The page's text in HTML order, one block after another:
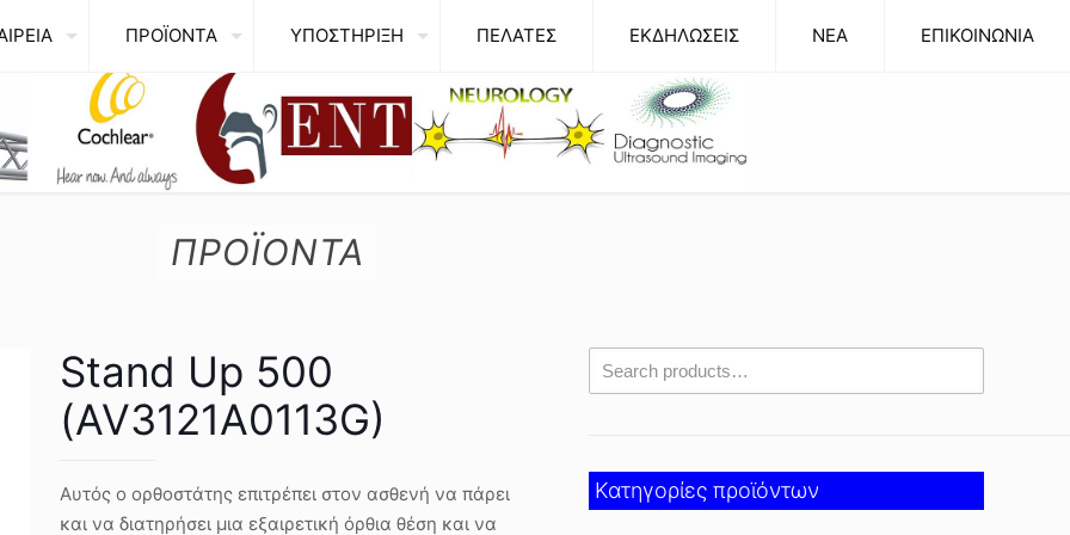
ΠΡΟΪΟΝΤΑ ΥΠΟΣΤΗΡΙΞΗ ΠΕΛΑΤΕΣ ΕΚΔΗΛΩΣΕΙΣ NEA ΕΠΙΚΟΙΝΩΝΙΑ
ΠΡΟΪΟΝΤΑ
Stand Up 500
(AV3121A0113G)
Αυτός ο ορθοστάτης επιτρέπει στον ασθενή να πάρει
και να διατηρήσει μια εξαιρετική όρθια θέση και να
Κατηγορίες προϊόντων